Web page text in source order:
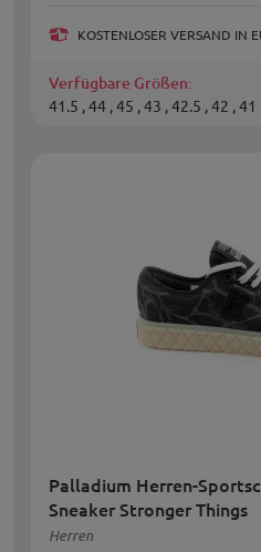
KOSTENLOSER VERSAND IN
Verfügbare Größen:
41.5 , 44 , 45 , 43 , 42.5 , 42 , 41
Palladium Herren-
Sneaker Stronger Things
Herren